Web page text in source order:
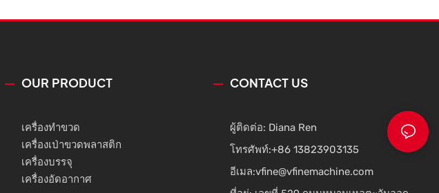
าพดีเยี่ยมและคุณสมบัติอื่นๆ
ผลิตภัณฑ์ ขอบเขตการใช้งานจึงค่อยๆ ขยาย
OUR PRODUCT
เครื่องทำขวด
เครื่องเป่าขวดพลาสติก
เครื่องบรรจุ
เครื่องอัดอากาศ
CONTACT US
ผู้ติดต่อ: Diana Ren
โทรศัพท์:+86 13823903135
อีเมล:vfine@vfinemachine.com